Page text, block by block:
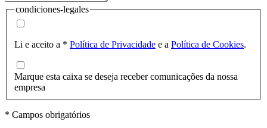
condiciones-legales
Li e aceito a * Política de Privacidade e a Política de Cookies.
Marque esta caixa se deseja receber comunicações da nossa
empresa
* Campos obrigatórios